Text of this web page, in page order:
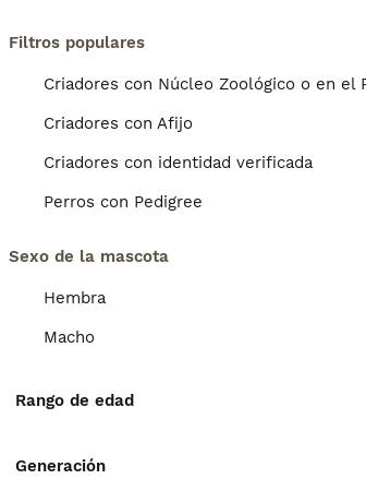
Filtros populares
Criadores con Núcleo Zoológico o en el
Criadores con Afijo
Criadores con identidad verificada
Perros con Pedigree
Sexo de la mascota
Hembra
Macho
Rango de edad
Generación